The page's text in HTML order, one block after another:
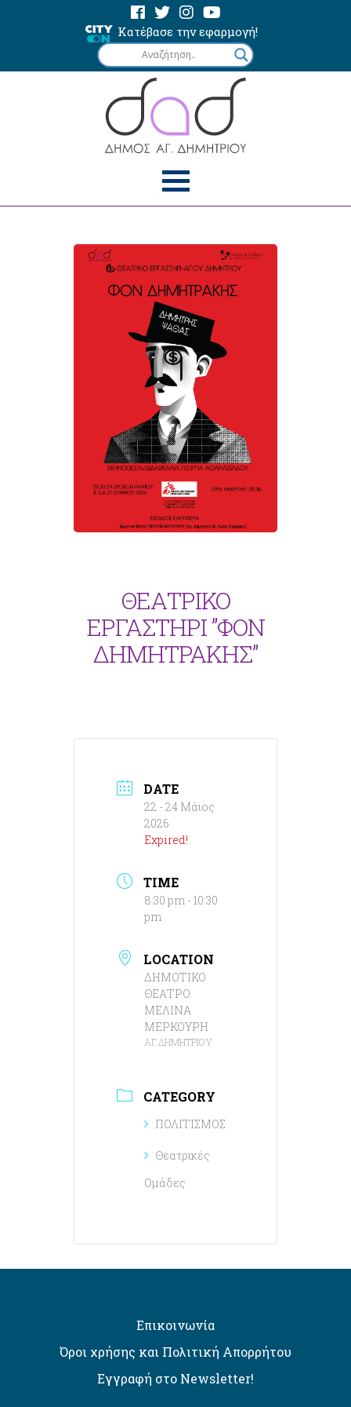
Κατέβασε την εφαρμογή!
ΘΕΑΤΡΙΚΟ
ΕΡΓΑΣΤΗΡΙ ”ΦΟΝ
ΔΗΜΗΤΡΑΚΗΣ”
DATE
22 - 24 Μάιος
2026
Expired!
TIME
8:30 pm - 10:30
pm
LOCATION
ΔΗΜΟΤΙΚΟ
ΘΕΑΤΡΟ
ΜΕΛΙΝΑ
ΜΕΡΚΟΥΡΗ
ΑΓ.ΔΗΜΗΤΡΙΟΥ
CATEGORY
ΠΟΛΙΤΙΣΜΟΣ
Θεατρικές
Ομάδες
Επικοινωνία
Όροι χρήσης και Πολιτική Απορρήτου
Εγγραφή στο Newsletter!